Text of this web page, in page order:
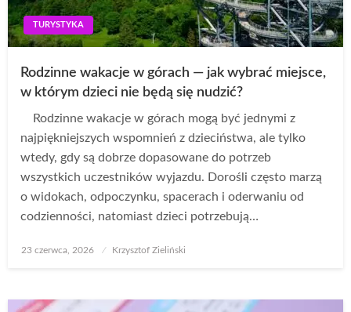
TURYSTYKA
Rodzinne wakacje w górach — jak wybrać miejsce,
w którym dzieci nie będą się nudzić?
Rodzinne wakacje w górach mogą być jednymi z
najpiękniejszych wspomnień z dzieciństwa, ale tylko
wtedy, gdy są dobrze dopasowane do potrzeb
wszystkich uczestników wyjazdu. Dorośli często marzą
o widokach, odpoczynku, spacerach i oderwaniu od
codzienności, natomiast dzieci potrzebują…
Opublikowane
23 czerwca, 2026 Krzysztof Zieliński